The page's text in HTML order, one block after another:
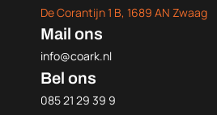
De Corantijn 1 B, 1689 AN Zwaag
Mail ons
info@coark.nl
Bel ons
085 21 29 39 9